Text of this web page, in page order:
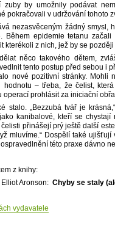
zuby by umožnily podávat
pokračovali v udržování tohoto
nezasvěceným žádný
Během epidemie tetanu
kterékoli z nich, jež by se
něco takového dětem,
tento postup před sebou i
nové pozitivní stránky. Mohli
hodnotu – třeba, že čelist,
operací prohlásit za iniciační
stalo. „Bezzubá tvář je
kanibalové, kteří se
čelisti přinášejí prý ještě další
mluvíme.“ Dospělí také
této praxe dávno
z knihy:
Aronson: Chyby se staly
vydavatele